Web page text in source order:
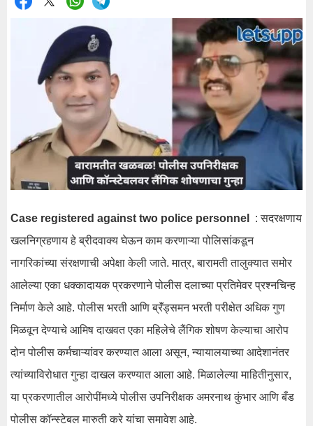
Case registered against two police personnel
: सदरक्षणाय
खलनिग्रहणाय हे ब्रीदवाक्य घेऊन काम करणाऱ्या पोलिसांकडून
नागरिकांच्या संरक्षणाची अपेक्षा केली जाते. मात्र, बारामती तालुक्यात समोर
आलेल्या एका धक्कादायक प्रकरणाने पोलीस दलाच्या प्रतिमेवर प्रश्नचिन्ह
निर्माण केले आहे. पोलीस भरती आणि ब्रॅंड्समन भरती परीक्षेत अधिक गुण
मिळवून देण्याचे आमिष दाखवत एका महिलेचे लैंगिक शोषण केल्याचा आरोप
दोन पोलीस कर्मचाऱ्यांवर करण्यात आला असून, न्यायालयाच्या आदेशानंतर
त्यांच्याविरोधात गुन्हा दाखल करण्यात आला आहे. मिळालेल्या माहितीनुसार,
या प्रकरणातील आरोपींमध्ये पोलीस उपनिरीक्षक अमरनाथ कुंभार आणि बँड
पोलीस कॉन्स्टेबल मारुती करे यांचा समावेश आहे.